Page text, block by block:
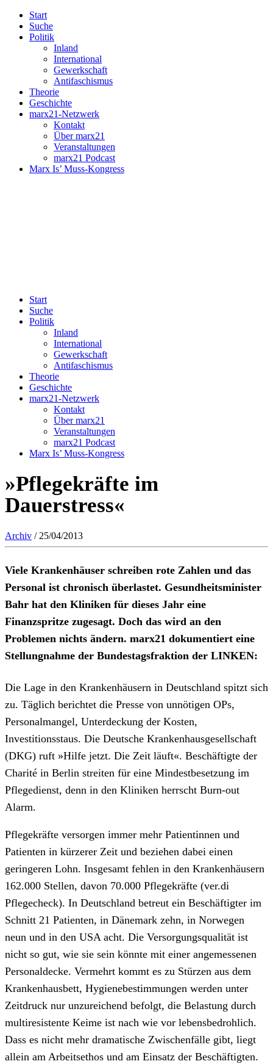
Start
Suche
Politik
Inland
International
Gewerkschaft
Antifaschismus
Theorie
Geschichte
marx21-Netzwerk
Kontakt
Über marx21
Veranstaltungen
marx21 Podcast
Marx Is’ Muss-Kongress
Start
Suche
Politik
Inland
International
Gewerkschaft
Antifaschismus
Theorie
Geschichte
marx21-Netzwerk
Kontakt
Über marx21
Veranstaltungen
marx21 Podcast
Marx Is’ Muss-Kongress
»Pflegekräfte im
Dauerstress«
Archiv / 25/04/2013
Viele Krankenhäuser schreiben rote Zahlen und das
Personal ist chronisch überlastet. Gesundheitsminister
Bahr hat den Kliniken für dieses Jahr eine
Finanzspritze zugesagt. Doch das wird an den
Problemen nichts ändern. marx21 dokumentiert eine
Stellungnahme der Bundestagsfraktion der LINKEN:
Die Lage in den Krankenhäusern in Deutschland spitzt sich
zu. Täglich berichtet die Presse von unnötigen OPs,
Personalmangel, Unterdeckung der Kosten,
Investitionsstaus. Die Deutsche Krankenhausgesellschaft
(DKG) ruft »Hilfe jetzt. Die Zeit läuft«. Beschäftigte der
Charité in Berlin streiten für eine Mindestbesetzung im
Pflegedienst, denn in den Kliniken herrscht Burn-out
Alarm.
Pflegekräfte versorgen immer mehr Patientinnen und
Patienten in kürzerer Zeit und beziehen dabei einen
geringeren Lohn. Insgesamt fehlen in den Krankenhäusern
162.000 Stellen, davon 70.000 Pflegekräfte (ver.di
Pflegecheck). In Deutschland betreut ein Beschäftigter im
Schnitt 21 Patienten, in Dänemark zehn, in Norwegen
neun und in den USA acht. Die Versorgungsqualität ist
nicht so gut, wie sie sein könnte mit einer angemessenen
Personaldecke. Vermehrt kommt es zu Stürzen aus dem
Krankenhausbett, Hygienebestimmungen werden unter
Zeitdruck nur unzureichend befolgt, die Belastung durch
multiresistente Keime ist nach wie vor lebensbedrohlich.
Dass es nicht mehr dramatische Zwischenfälle gibt, liegt
allein am Arbeitsethos und am Einsatz der Beschäftigten.